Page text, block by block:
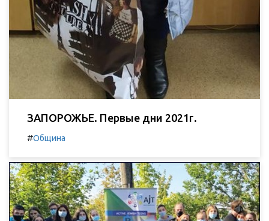
ЗАПОРОЖЬЕ. Первые дни 2021г.
#Община